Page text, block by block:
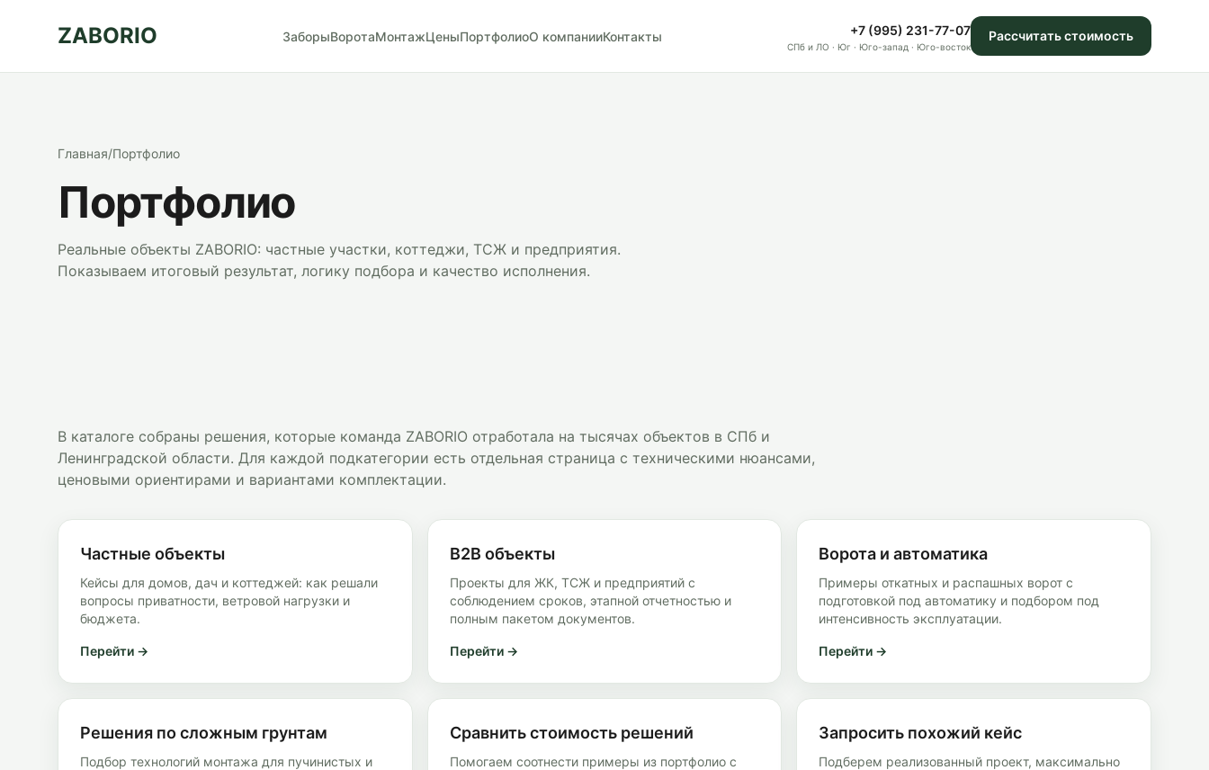
ZABORIO ЗаборыВоротаМонтажЦеныПортфолиоО компанииКонтакты +7 (995) 231-77-07
СПб и ЛО · Юг · Юго-запад · Юго-восток
Рассчитать стоимость
Главная/Портфолио
Портфолио
Реальные объекты ZABORIO: частные участки, коттеджи, ТСЖ и предприятия.
Показываем итоговый результат, логику подбора и качество исполнения.
В каталоге собраны решения, которые команда ZABORIO отработала на тысячах объектов в СПб и
Ленинградской области. Для каждой подкатегории есть отдельная страница с техническими нюансами,
ценовыми ориентирами и вариантами комплектации.
Частные объекты
Кейсы для домов, дач и коттеджей: как решали
вопросы приватности, ветровой нагрузки и
бюджета.
Перейти →
B2B объекты
Проекты для ЖК, ТСЖ и предприятий с
соблюдением сроков, этапной отчетностью и
полным пакетом документов.
Перейти →
Ворота и автоматика
Примеры откатных и распашных ворот с
подготовкой под автоматику и подбором под
интенсивность эксплуатации.
Перейти →
Решения по сложным грунтам
Подбор технологий монтажа для пучинистых и
Сравнить стоимость решений
Помогаем соотнести примеры из портфолио с
Запросить похожий кейс
Подберем реализованный проект, максимально